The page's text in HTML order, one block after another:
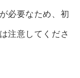
必要なため、初
注意してくださ